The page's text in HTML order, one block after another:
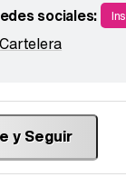
sociales:
y Seguir